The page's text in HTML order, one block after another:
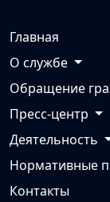
Главная
О службе
Обращение
Пресс-центр
Деятельность
Нормативные
Контакты